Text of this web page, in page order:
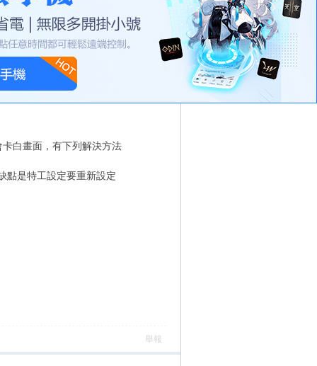
白畫面，有下列解決方法
點是特工設定要重新設定
舉報